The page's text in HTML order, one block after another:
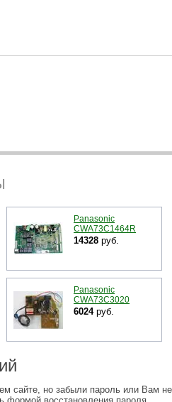
Panasonic
CWA73C1464R
14328 руб.
Panasonic
CWA73C3020
6024руб.
сайте, но забыли пароль или Вам